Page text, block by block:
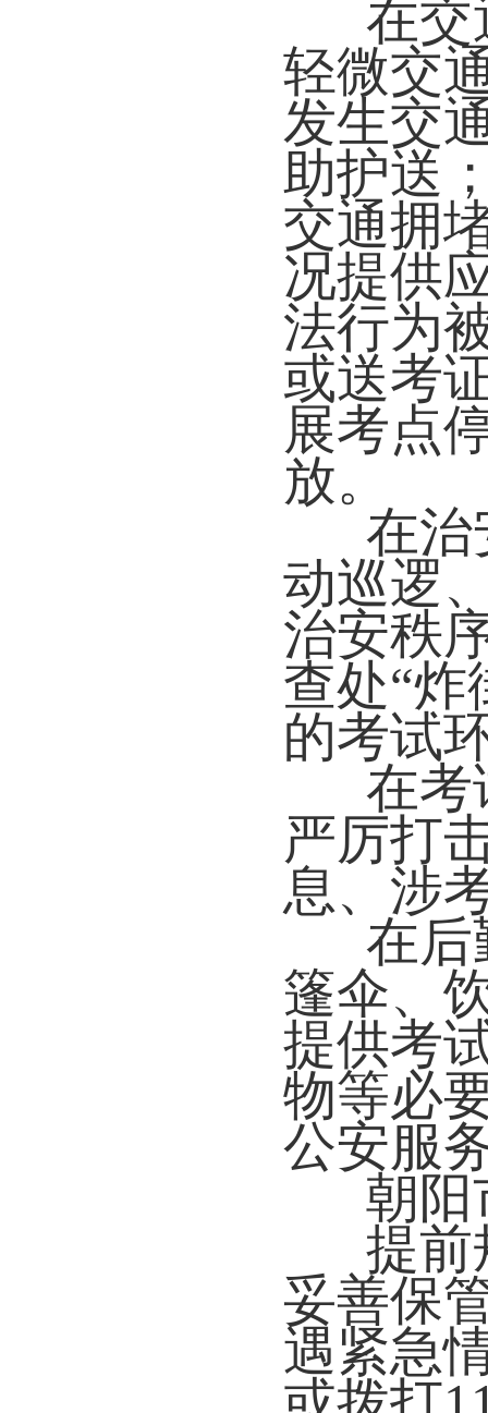
在交
轻微交
发生交
助护送
交通拥
况提供
法行为
或送考
展考点
放。
在治
动巡逻
治安秩
查处“炸
的考试
在考
严厉打
息、涉
在后
篷伞、
提供考
物等必
公安服
朝阳
提前
妥善保
遇紧急